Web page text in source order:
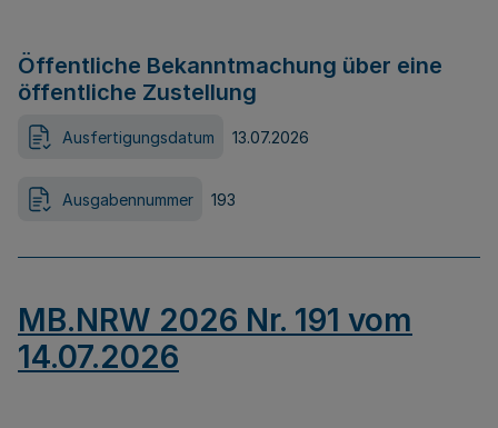
Öffentliche Bekanntmachung über eine
öffentliche Zustellung
Ausfertigungsdatum 13.07.2026
Ausgabennummer 193
MB.NRW 2026 Nr. 191 vom
14.07.2026